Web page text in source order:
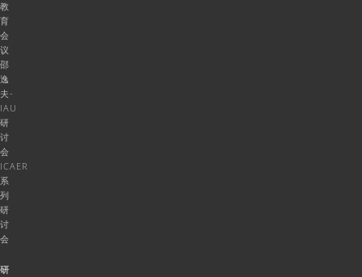
教
育
会
议
邵
逸
夫-
IAU
研
讨
会
ICAER
系
列
研
讨
会
研